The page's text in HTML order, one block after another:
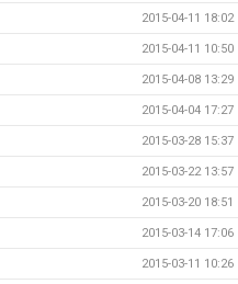
2015-04-11 18:02
2015-04-11 10:50
2015-04-08 13:29
2015-04-04 17:27
2015-03-28 15:37
2015-03-22 13:57
2015-03-20 18:51
2015-03-14 17:06
2015-03-11 10:26